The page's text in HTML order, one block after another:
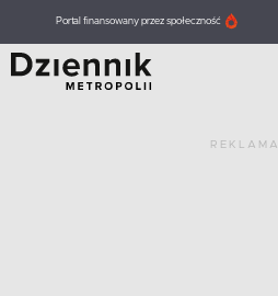
Portal finansowany przez społeczność
REKLAMA